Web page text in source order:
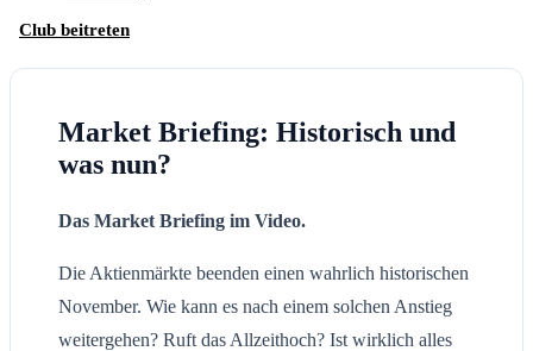
Club beitreten
Market Briefing: Historisch und
was nun?
Das Market Briefing im Video.
Die Aktienmärkte beenden einen wahrlich historischen
November. Wie kann es nach einem solchen Anstieg
weitergehen? Ruft das Allzeithoch? Ist wirklich alles